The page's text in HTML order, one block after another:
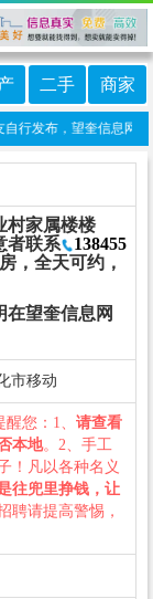
二手 商家
发布，望奎信息网不
村家属楼楼
者联系
138455
，全天可约，
在望奎信息网
市移动
您：1、 请查看
本地。2、手工
！凡以各种名义
往兜里挣钱，让
聘请提高警惕，